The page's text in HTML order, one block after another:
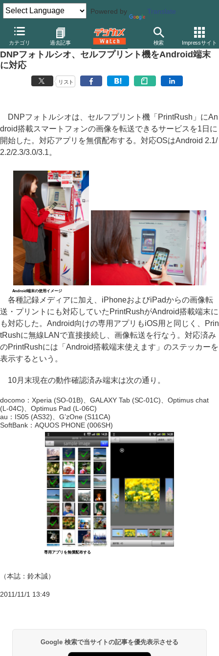
Powered by Translate
カテゴリ 過去記事 検索 Impressサイト
デジカメ Watch その他
DNPフォトルシオ、セルフプリント機をAndroid端末
に対応
リスト
DNPフォトルシオは、セルフプリント機「PrintRush」にAn
droid搭載スマートフォンの画像を転送できるサービスを1日に
開始した。対応アプリを無償配布する。対応OSはAndroid 2.1/
2.2/2.3/3.0/3.1。
Android端末の使用イメージ
各種記録メディアに加え、iPhoneおよびiPadからの画像転
送・プリントにも対応していたPrintRushがAndroid搭載端末に
も対応した。Android向けの専用アプリもiOS用と同じく、Prin
tRushに無線LANで直接接続し、画像転送を行なう。対応済み
のPrintRushには「Android搭載端末使えます」のステッカーを
表示するという。
10月末現在の動作確認済み端末は次の通り。
docomo：Xperia (SO-01B)、GALAXY Tab (SC-01C)、Optimus chat
(L-04C)、Optimus Pad (L-06C)
au：IS05 (AS32)、G’zOne (S11CA)
SoftBank：AQUOS PHONE (006SH)
専用アプリを無償配布する
（本誌：鈴木誠）
2011/11/1 13:49
Google 検索で当サイトの記事を優先表示させる